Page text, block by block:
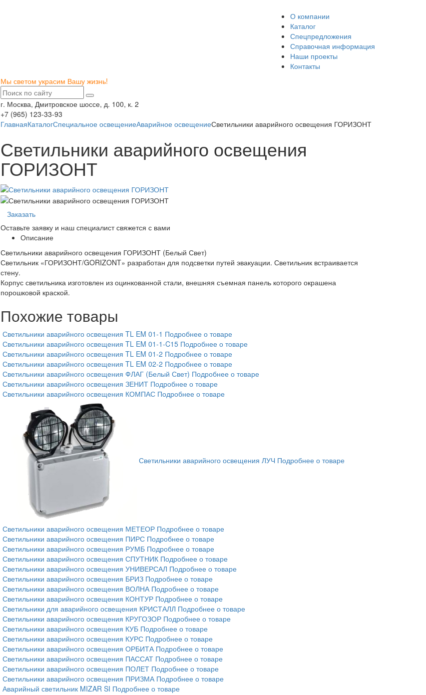
О компании
Каталог
Спецпредложения
Справочная информация
Наши проекты
Контакты
Мы светом украсим Вашу жизнь!
г. Москва, Дмитровское шоссе, д. 100, к. 2
+7 (965) 123-33-93
ГлавнаяКаталогСпециальное освещениеАварийное освещениеСветильники аварийного освещения ГОРИЗОНТ
Светильники аварийного освещения
ГОРИЗОНТ
Заказать
Оставьте заявку и наш специалист свяжется с вами
Описание
Светильники аварийного освещения ГОРИЗОНТ (Белый Свет)
Светильник «ГОРИЗОНТ/GORIZONT» разработан для подсветки путей эвакуации. Светильник встраивается
стену.
Корпус светильника изготовлен из оцинкованной стали, внешняя съемная панель которого окрашена
порошковой краской.
Похожие товары
Светильники аварийного освещения TL EM 01-1 Подробнее о товаре
Светильники аварийного освещения TL EM 01-1-C15 Подробнее о товаре
Светильники аварийного освещения TL EM 01-2 Подробнее о товаре
Светильники аварийного освещения TL EM 02-2 Подробнее о товаре
Светильники аварийного освещения ФЛАГ (Белый Свет) Подробнее о товаре
Светильники аварийного освещения ЗЕНИТ Подробнее о товаре
Светильники аварийного освещения КОМПАС Подробнее о товаре
Светильники аварийного освещения ЛУЧ Подробнее о товаре
Светильники аварийного освещения МЕТЕОР Подробнее о товаре
Светильники аварийного освещения ПИРС Подробнее о товаре
Светильники аварийного освещения РУМБ Подробнее о товаре
Светильники аварийного освещения СПУТНИК Подробнее о товаре
Светильники аварийного освещения УНИВЕРСАЛ Подробнее о товаре
Светильники аварийного освещения БРИЗ Подробнее о товаре
Светильники аварийного освещения ВОЛНА Подробнее о товаре
Светильники аварийного освещения КОНТУР Подробнее о товаре
Светильники для аварийного освещения КРИСТАЛЛ Подробнее о товаре
Светильники аварийного освещения КРУГОЗОР Подробнее о товаре
Светильники аварийного освещения КУБ Подробнее о товаре
Светильники аварийного освещения КУРС Подробнее о товаре
Светильники аварийного освещения ОРБИТА Подробнее о товаре
Светильники аварийного освещения ПАССАТ Подробнее о товаре
Светильники аварийного освещения ПОЛЕТ Подробнее о товаре
Светильники аварийного освещения ПРИЗМА Подробнее о товаре
Аварийный светильник MIZAR SI Подробнее о товаре